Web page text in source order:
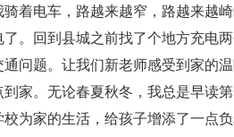
着电车，路越来越窄，路越来越
。回到县城之前找了个地方充电
问题。让我们新老师感受到家的
家。无论春夏秋冬，我总是早读
为家的生活，给孩子增添了一点